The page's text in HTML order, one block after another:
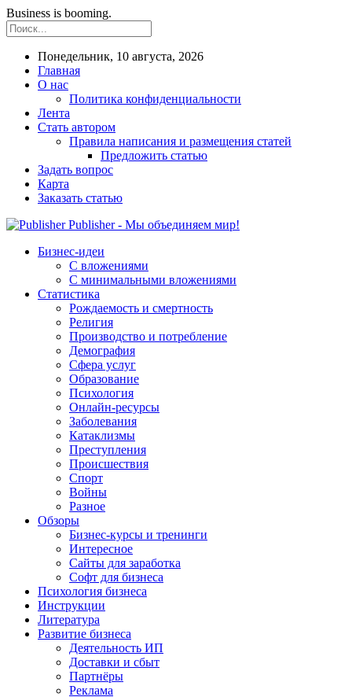
Business is booming.
Понедельник, 10 августа, 2026
Главная
О нас
Политика конфиденциальности
Лента
Стать автором
Правила написания и размещения статей
Предложить статью
Задать вопрос
Карта
Заказать статью
Publisher - Мы объединяем мир!
Бизнес-идеи
С вложениями
С минимальными вложениями
Статистика
Рождаемость и смертность
Религия
Производство и потребление
Демография
Сфера услуг
Образование
Психология
Онлайн-ресурсы
Заболевания
Катаклизмы
Преступления
Происшествия
Спорт
Войны
Разное
Обзоры
Бизнес-курсы и тренинги
Интересное
Сайты для заработка
Софт для бизнеса
Психология бизнеса
Инструкции
Литература
Развитие бизнеса
Деятельность ИП
Доставки и сбыт
Партнёры
Реклама